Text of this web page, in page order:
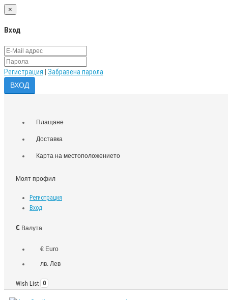
×
Вход
Регистрация Забравена парола
Плащане
Доставка
Карта на местоположението
Моят профил
Регистрация
Вход
€ Валута
€ Euro
лв. Лев
Wish List 0